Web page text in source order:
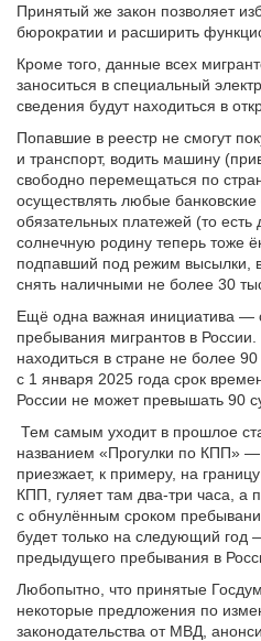
Принятый же закон позволяет
бюрократии и расширить
Кроме того, данные всех
заноситься в специальный
сведения будут находиться в
Попавшие в реестр не смогут
и транспорт, водить машину
свободно перемещаться по
осуществлять любые
обязательных платежей (то
солнечную родину теперь тоже
подпавший под режим высылки,
снять наличными не более 30
Ещё одна важная инициатива —
пребывания мигрантов в
находиться в стране не более
c 1 января 2025 года срок
России не может превышать 90
Тем самым уходит в прошлое
названием «Прогулки по КПП» —
приезжает, к примеру, на
КПП, гуляет там два-три часа, а
с обнулённым сроком
будет только на следующий год
предыдущего пребывания в
Любопытно, что принятые
некоторые предложения по
законодательства от МВД,